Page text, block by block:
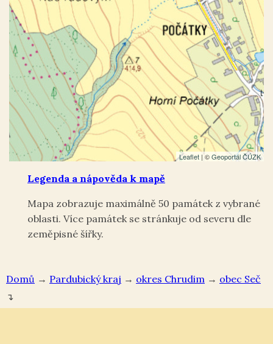
Domů → Pardubický kraj → okres Chrudim → Seč
↴
Leaflet | ©Geoportál ČÚZK
Legenda a nápověda k mapě
Mapa zobrazuje maximálně 50 památek z vybrané
oblasti. Více památek se stránkuje od severu dle
zeměpisné šířky.